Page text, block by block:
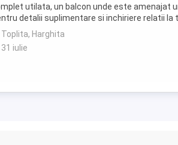
utilata, un balcon unde este amenajat
detalii suplimentare si inchiriere relatii la
Toplita, Harghita
31 iulie